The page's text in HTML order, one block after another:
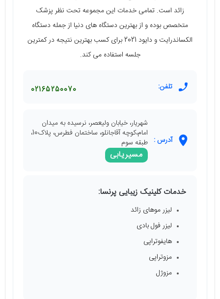
زائد است. تمامی خدمات این مجموعه تحت نظر پزشک
متخصص بوده و از بهترین دستگاه های دنیا از جمله دستگاه
الکساندرایت و دایود 2021 برای کسب بهترین نتیجه در کمترین
جلسه استفاده می کند.
تلفن: 02165250070
آدرس :
شهریار، خیابان ولیعصر، نرسیده به میدان
امام،کوچه آقاجانلو، ساختمان فطرس، پلاک10،
طبقه سوم
مسیریابی
خدمات کلینیک زیبایی پرنسا:
لیزر موهای زائد
لیزر فول بادی
هایفوتراپی
مزوتراپی
مزوژل